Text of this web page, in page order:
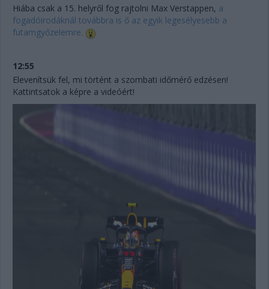
Hiába csak a 15. helyről fog rajtolni Max Verstappen, a
fogadóirodáknál továbbra is ő az egyik legesélyesebb a
futamgyőzelemre.
12:55
Elevenítsük fel, mi történt a szombati időmérő edzésen!
Kattintsatok a képre a videóért!